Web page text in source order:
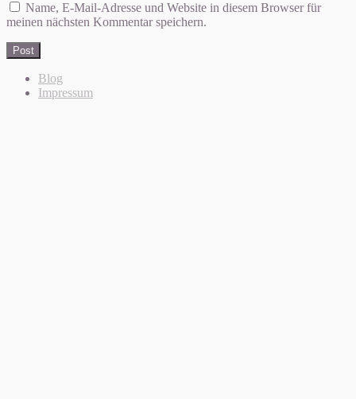
Name, E-Mail-Adresse und Website in diesem Browser für
meinen nächsten Kommentar speichern.
Blog
Impressum